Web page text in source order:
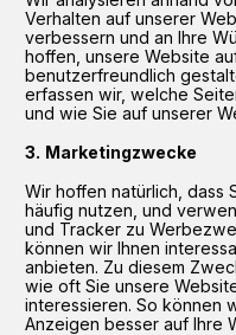
Verhalten auf unserer
verbessern und an Ihre
hoffen, unsere Website
benutzerfreundlich
erfassen wir, welche
und wie Sie auf unserer
Marketingzwecke
Wir hoffen natürlich, dass
häufig nutzen, und
und Tracker zu
können wir Ihnen
anbieten. Zu diesem
wie oft Sie unsere
interessieren. So können
Anzeigen besser auf Ihre